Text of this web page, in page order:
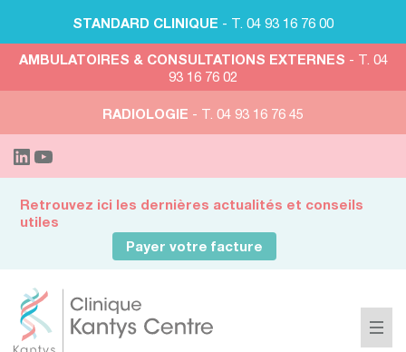
STANDARD CLINIQUE - T. 04 93 16 76 00
AMBULATOIRES & CONSULTATIONS EXTERNES - T. 04
93 16 76 02
RADIOLOGIE - T. 04 93 16 76 45
Retrouvez ici les dernières actualités et conseils
utiles
Payer votre facture